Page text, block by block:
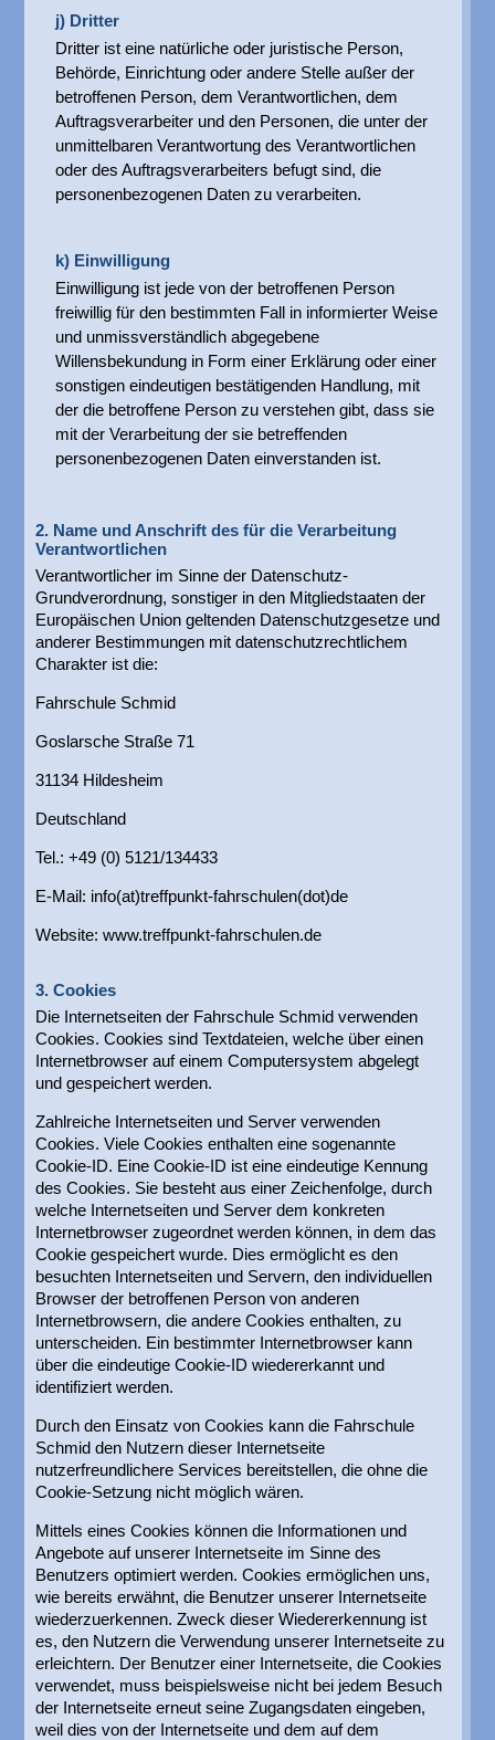
j) Dritter
Dritter ist eine natürliche oder juristische Person,
Behörde, Einrichtung oder andere Stelle außer der
betroffenen Person, dem Verantwortlichen, dem
Auftragsverarbeiter und den Personen, die unter der
unmittelbaren Verantwortung des Verantwortlichen
oder des Auftragsverarbeiters befugt sind, die
personenbezogenen Daten zu verarbeiten.
k) Einwilligung
Einwilligung ist jede von der betroffenen Person
freiwillig für den bestimmten Fall in informierter Weise
und unmissverständlich abgegebene
Willensbekundung in Form einer Erklärung oder einer
sonstigen eindeutigen bestätigenden Handlung, mit
der die betroffene Person zu verstehen gibt, dass sie
mit der Verarbeitung der sie betreffenden
personenbezogenen Daten einverstanden ist.
2. Name und Anschrift des für die Verarbeitung
Verantwortlichen
Verantwortlicher im Sinne der Datenschutz-
Grundverordnung, sonstiger in den Mitgliedstaaten der
Europäischen Union geltenden Datenschutzgesetze und
anderer Bestimmungen mit datenschutzrechtlichem
Charakter ist die:
Fahrschule Schmid
Goslarsche Straße 71
31134 Hildesheim
Deutschland
Tel.: +49 (0) 5121/134433
E-Mail: info(at)treffpunkt-fahrschulen(dot)de
Website: www.treffpunkt-fahrschulen.de
3. Cookies
Die Internetseiten der Fahrschule Schmid verwenden
Cookies. Cookies sind Textdateien, welche über einen
Internetbrowser auf einem Computersystem abgelegt
und gespeichert werden.
Zahlreiche Internetseiten und Server verwenden
Cookies. Viele Cookies enthalten eine sogenannte
Cookie-ID. Eine Cookie-ID ist eine eindeutige Kennung
des Cookies. Sie besteht aus einer Zeichenfolge, durch
welche Internetseiten und Server dem konkreten
Internetbrowser zugeordnet werden können, in dem das
Cookie gespeichert wurde. Dies ermöglicht es den
besuchten Internetseiten und Servern, den individuellen
Browser der betroffenen Person von anderen
Internetbrowsern, die andere Cookies enthalten, zu
unterscheiden. Ein bestimmter Internetbrowser kann
über die eindeutige Cookie-ID wiedererkannt und
identifiziert werden.
Durch den Einsatz von Cookies kann die Fahrschule
Schmid den Nutzern dieser Internetseite
nutzerfreundlichere Services bereitstellen, die ohne die
Cookie-Setzung nicht möglich wären.
Mittels eines Cookies können die Informationen und
Angebote auf unserer Internetseite im Sinne des
Benutzers optimiert werden. Cookies ermöglichen uns,
wie bereits erwähnt, die Benutzer unserer Internetseite
wiederzuerkennen. Zweck dieser Wiedererkennung ist
es, den Nutzern die Verwendung unserer Internetseite zu
erleichtern. Der Benutzer einer Internetseite, die Cookies
verwendet, muss beispielsweise nicht bei jedem Besuch
der Internetseite erneut seine Zugangsdaten eingeben,
weil dies von der Internetseite und dem auf dem